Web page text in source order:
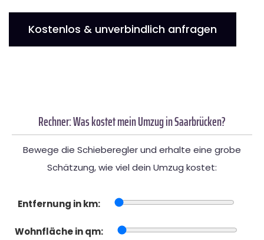
Kostenlos & unverbindlich anfragen
Rechner: Was kostet mein Umzug in Saarbrücken?
Bewege die Schieberegler und erhalte eine grobe
Schätzung, wie viel dein Umzug kostet:
Entfernung in km:
Wohnfläche in qm: